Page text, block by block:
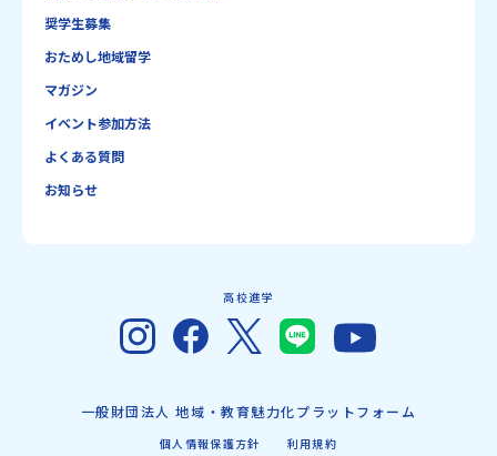
奨学生募集
おためし地域留学
マガジン
イベント参加方法
よくある質問
お知らせ
高校進学
一般財団法人 地域・教育魅力化プラットフォーム
個人情報保護方針 利用規約